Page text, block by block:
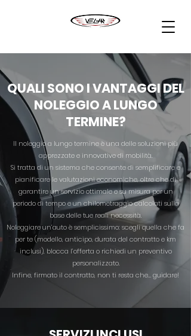
QUALI SONO I VANTAGGI DEL
NOLEGGIO A LUNGO
TERMINE?
Il noleggio a lungo termine è una delle soluzioni più
apprezzate e innovative di mobilità.
Si tratta di un sistema che consente di semplificare e
pianificare le valutazioni economiche, oltre che di
garantire un servizio ottimale e su misura per un
periodo di tempo e un chilometraggio calcolati sulla
base delle tue reali necessità.
Noleggiare un’auto è semplicissimo: scegli quella che fa
per te (modello, anticipo, durata del contratto e km
inclusi), blocca l’offerta o richiedi un preventivo
personalizzato.
Infine, firmato il contratto, non ti resta che… guidare!